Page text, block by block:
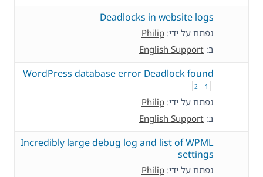
Deadlocks in website logs
נפתח על ידי: Philip
ב: English Support
WordPress database error Deadlock found
1
2
נפתח על ידי: Philip
ב: English Support
Incredibly large debug log and list of WPML
settings
נפתח על ידי: Philip